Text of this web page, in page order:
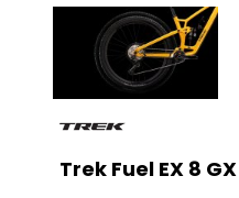
Trek Fuel EX 8